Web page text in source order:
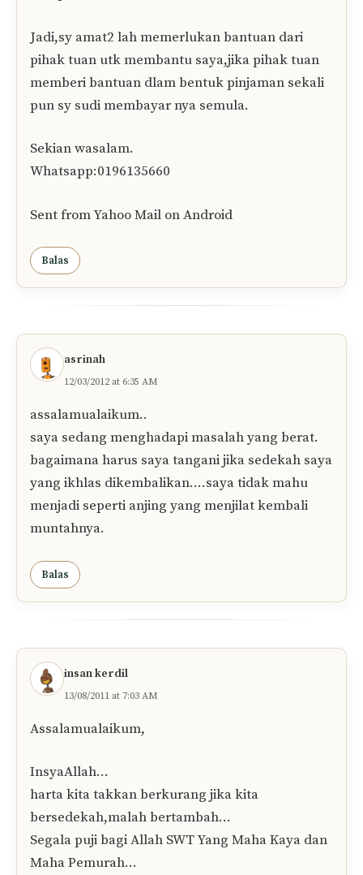
Jadi,sy amat2 lah memerlukan bantuan dari
pihak tuan utk membantu saya,jika pihak tuan
memberi bantuan dlam bentuk pinjaman sekali
pun sy sudi membayar nya semula.
Sekian wasalam.
Whatsapp:0196135660
Sent from Yahoo Mail on Android
Balas
asrinah
12/03/2012 at 6:35 AM
assalamualaikum..
saya sedang menghadapi masalah yang berat.
bagaimana harus saya tangani jika sedekah saya
yang ikhlas dikembalikan….saya tidak mahu
menjadi seperti anjing yang menjilat kembali
muntahnya.
Balas
insan kerdil
13/08/2011 at 7:03 AM
Assalamualaikum,
InsyaAllah…
harta kita takkan berkurang jika kita
bersedekah,malah bertambah…
Segala puji bagi Allah SWT Yang Maha Kaya dan
Maha Pemurah…